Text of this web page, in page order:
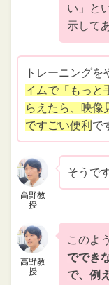
い」と
示して
トレーニングを
イムで「もっと
らえたら、映像
ですごい便利 で
高野教
授
そうで
高野教
授
このよ
ででき
で、例